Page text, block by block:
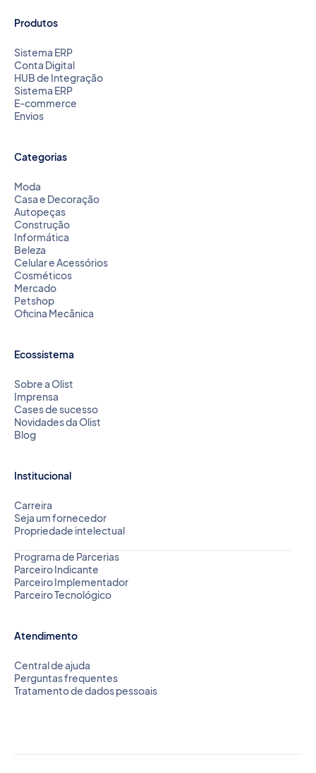
Produtos
Sistema ERP
Conta Digital
HUB de Integração
Sistema ERP
E-commerce
Envios
Categorias
Moda
Casa e Decoração
Autopeças
Construção
Informática
Beleza
Celular e Acessórios
Cosméticos
Mercado
Petshop
Oficina Mecânica
Ecossistema
Sobre a Olist
Imprensa
Cases de sucesso
Novidades da Olist
Blog
Institucional
Carreira
Seja um fornecedor
Propriedade intelectual
Programa de Parcerias
Parceiro Indicante
Parceiro Implementador
Parceiro Tecnológico
Atendimento
Central de ajuda
Perguntas frequentes
Tratamento de dados pessoais